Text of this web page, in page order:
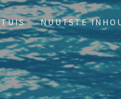
TUIS NUUTSTE